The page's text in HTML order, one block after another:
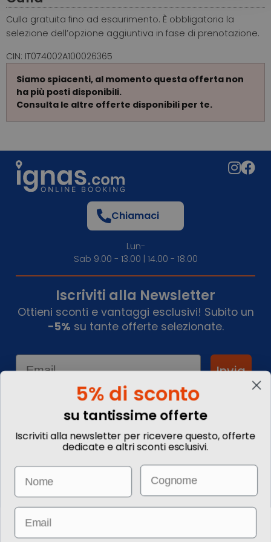
Culla gratuita fino ad esaurimento. È obbligatoria la
selezione dell’opzione aggiuntiva in fase di prenotazione.
CIN: IT074002A100026365
Siamo spiacenti, al momento questa offerta non
ha più posti disponibili.
Consulta le altre offerte disponibili per te.
Informazioni
Come prenotare
Informazioni Legali
Chiamaci
Lun-
Sab 9.00 - 13.00 | 14.00 - 18.00
Iscriviti alla Newsletter
Ottieni sconti e vantaggi esclusivi! Subito un
-5% su tante offerte selezionate.
Email
Invia
Le immagini hanno valore puramente illustrativo. I prezzi e le
5% di sconto
su tantissime offerte
Iscriviti alla newsletter per ricevere questo, offerte
dedicate e altri sconti esclusivi.
Name Email
Email